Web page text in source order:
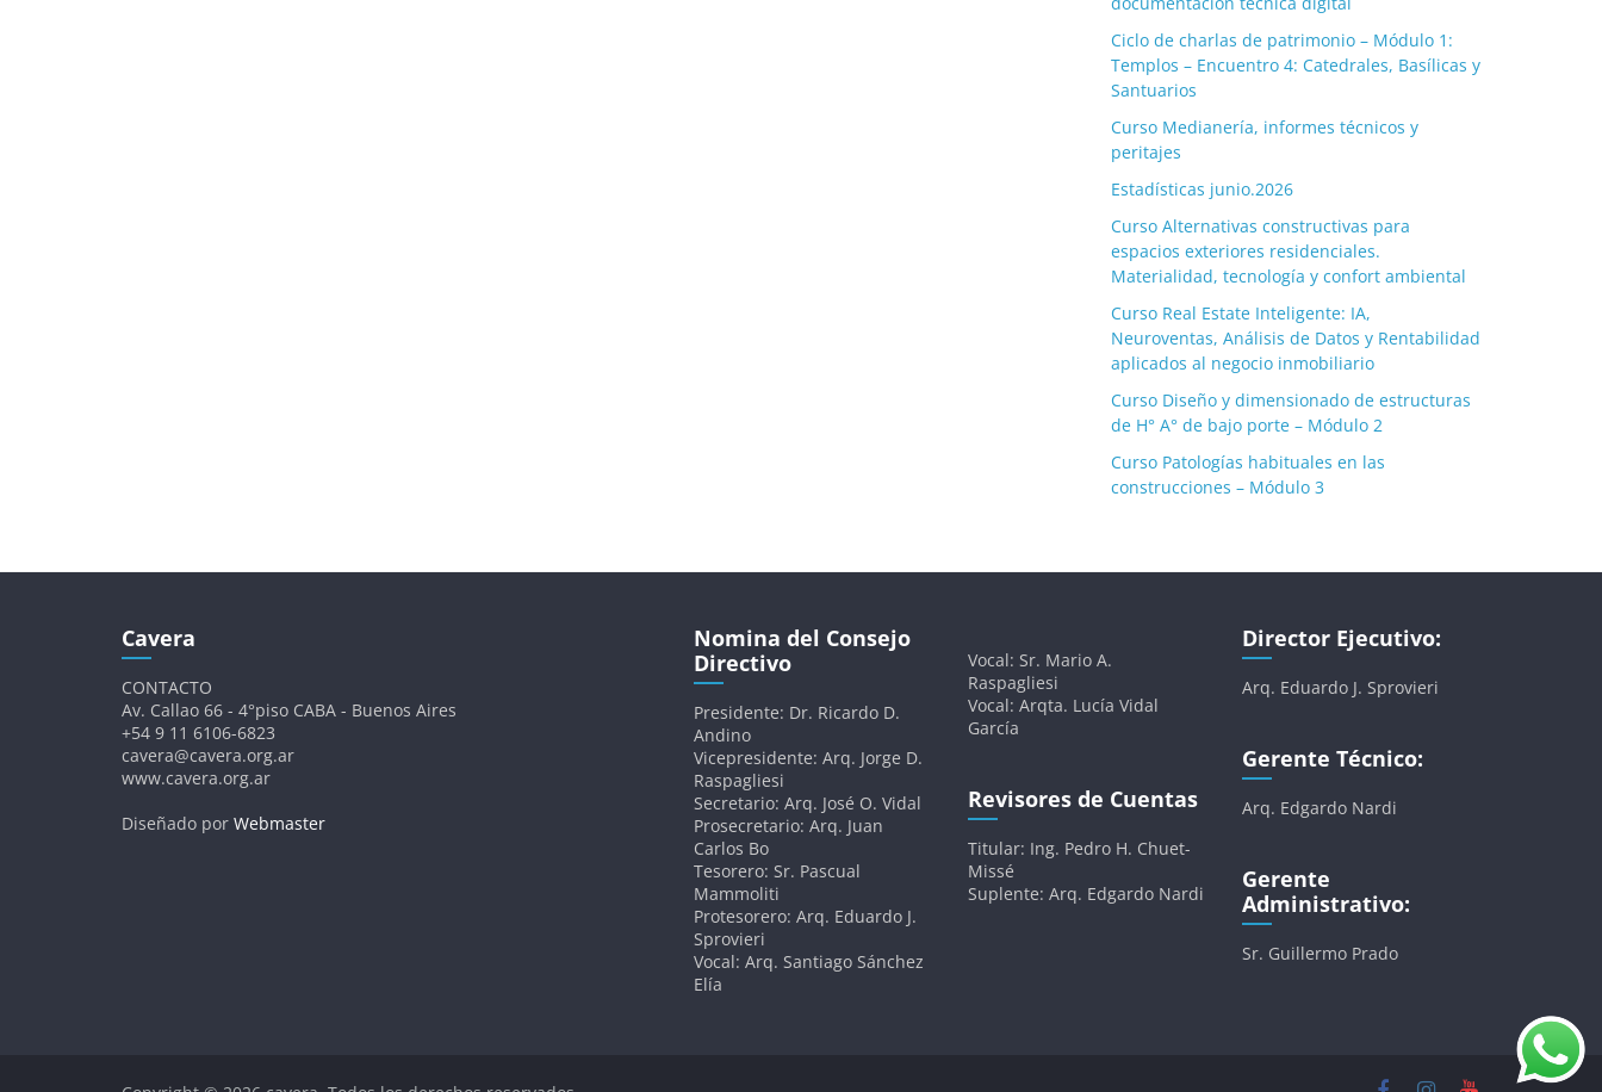
Ciclo de charlas de patrimonio – Módulo 1:
Templos – Encuentro 4: Catedrales, Basílicas y
Santuarios
Curso Medianería, informes técnicos y
peritajes
Estadísticas junio.2026
Curso Alternativas constructivas para
espacios exteriores residenciales.
Materialidad, tecnología y confort ambiental
Curso Real Estate Inteligente: IA,
Neuroventas, Análisis de Datos y Rentabilidad
aplicados al negocio inmobiliario
Curso Diseño y dimensionado de estructuras
de H° A° de bajo porte – Módulo 2
Curso Patologías habituales en las
construcciones – Módulo 3
Cavera
CONTACTO
Av. Callao 66 - 4°piso CABA - Buenos Aires
+54 9 11 6106-6823
cavera@cavera.org.ar
www.cavera.org.ar
Diseñado por Webmaster
Nomina del Consejo
Directivo
Presidente: Dr. Ricardo D.
Andino
Vicepresidente: Arq. Jorge D.
Raspagliesi
Secretario: Arq. José O. Vidal
Prosecretario: Arq. Juan
Carlos Bo
Tesorero: Sr. Pascual
Mammoliti
Protesorero: Arq. Eduardo J.
Sprovieri
Vocal: Arq. Santiago Sánchez
Elía
Vocal: Sr. Mario A.
Raspagliesi
Vocal: Arqta. Lucía Vidal
García
Revisores de Cuentas
Titular: Ing. Pedro H. Chuet-
Missé
Suplente: Arq. Edgardo Nardi
Director Ejecutivo:
Arq. Eduardo J. Sprovieri
Gerente Técnico:
Arq. Edgardo Nardi
Gerente
Administrativo:
Sr. Guillermo Prado